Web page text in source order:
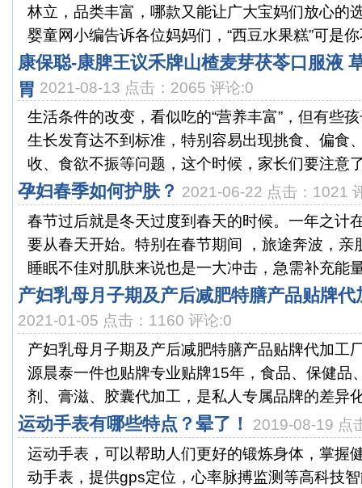
林立，品类丰富，哪款又能让广大宝妈们放心的
婴童网小编告诉各位妈妈们，“西豆水果糕”可是
康保聪-康脾王议禾牌山楂麦芽茯苓口服液
胃 2021-08-13 点击：2065 评论:0
生活条件的改变，看似吃的“营养丰富”，但有些
生长发育达不到标准，特别容易出现挑食、偏食
收、食欲不振等问题，这个时候，家长们要注意
孕妇春季如何护肤？ 2021-06-22 点击：1021
春节过后就是冬天过度到春天的时候。一年之计
要从春天开始。特别在春节期间 ，旅途奔波，亲
睡眠不佳对肌肤来说也是一大冲击，急需补充能
产妇乳母月子期及产后减肥特膳产品贴牌
2021-01-05 点击：1160 评论:0
产妇乳母月子期及产后减肥特膳产品贴牌代加工
源晨泰一件也贴牌专业贴牌15年，食品、保健品
剂、膏滋、胶囊代加工，是私人专属品牌的差异
运动手表有哪些特点？晕了！
2019-08-19 点
运动手表，可以帮助人们更好的锻炼身体，掌握
动手表，提供gps定位，心率脉搏监测等高科技